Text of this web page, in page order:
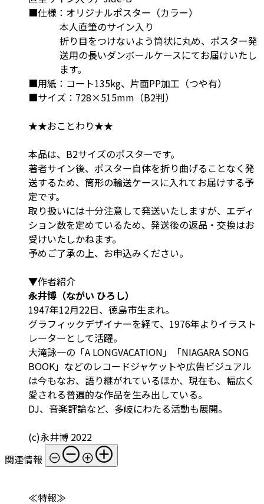
■仕様：オリジナルポスター（カラー）
本人直筆のサイン入り
折り目をつけないよう筒状に丸め、ポスター発
送用の長いダンボールケースにてお届けいたし
ます。
■用紙：コート135kg、片面PP加工（つや有）
■サイズ：728×515mm（B2判）
★★おことわり★★
本品は、B2サイズのポスターです。
著者サイン後、ポスター自体を折り曲げることなく発
送するため、筒形の輸送ケースに入れてお届けする予
定です。
取り扱いには十分注意して発送いたしますが、エディ
ション数を定めているため、発送後の返品・交換はお
受けいたしかねます。
予めご了承の上、お申込みください。
▼作者紹介
永井博（ながい ひろし）
1947年12月22日、徳島市生まれ。
グラフィックデザイナーを経て、1976年よりイラスト
レーターとして活躍。
大滝詠一の「A LONGVACATION」「NIAGARA SONG
BOOK」などのレコードジャケットや広告ビジュアル
は今もなお、語り継がれているほか、現在も、幅広く
愛される普遍的な作品を生み出している。
DJ、音楽評論など、多岐にわたる活動も展開。
(c)永井博 2022
関連情報
≪特報≫